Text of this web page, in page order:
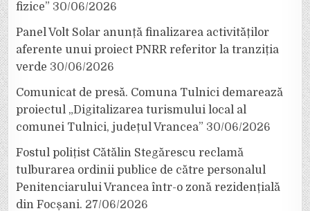
fizice” 30/06/2026
Panel Volt Solar anunță finalizarea activităților
aferente unui proiect PNRR referitor la tranziția
verde 30/06/2026
Comunicat de presă. Comuna Tulnici demarează
proiectul „Digitalizarea turismului local al
comunei Tulnici, județul Vrancea” 30/06/2026
Fostul polițist Cătălin Stegărescu reclamă
tulburarea ordinii publice de către personalul
Penitenciarului Vrancea într-o zonă rezidențială
din Focșani. 27/06/2026